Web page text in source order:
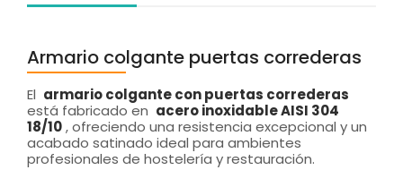
Armario colgante puertas correderas
El armario colgante con puertas correderas
está fabricado en acero inoxidable AISI 304
18/10, ofreciendo una resistencia excepcional y un
acabado satinado ideal para ambientes
profesionales de hostelería y restauración.